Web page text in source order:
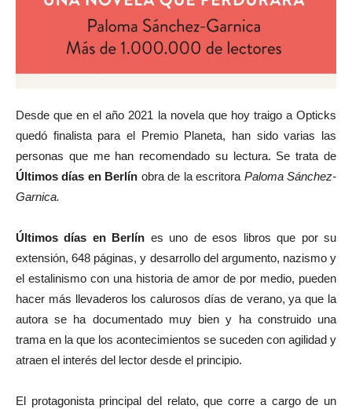
Desde que en el año 2021 la novela que hoy traigo a Opticks
quedó finalista para el Premio Planeta, han sido varias las
personas que me han recomendado su lectura. Se trata de
Últimos días en Berlín obra de la escritora Paloma Sánchez-
Garnica.
Últimos días en Berlín es uno de esos libros que por su
extensión, 648 páginas, y desarrollo del argumento, nazismo y
el estalinismo con una historia de amor de por medio, pueden
hacer más llevaderos los calurosos días de verano, ya que la
autora se ha documentado muy bien y ha construido una
trama en la que los acontecimientos se suceden con agilidad y
atraen el interés del lector desde el principio.
El protagonista principal del relato, que corre a cargo de un